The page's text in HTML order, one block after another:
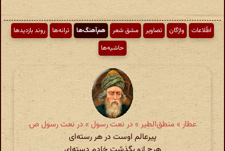
اطّلاعات واژگان تصاویر مشق شعر هم‌آهنگ‌ها ترانه‌ها
روند بازدیدها
حاشیه‌ها
عطار » منطق‌الطیر » در نعت رسول » در نعت رسول ص
پیرعالم اوست در هر رسته‌ای